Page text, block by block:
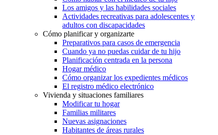
Los amigos y las habilidades sociales
Actividades recreativas para adolescentes y
adultos con discapacidades
Cómo planificar y organizarte
Preparativos para casos de emergencia
Cuando ya no puedas cuidar de tu hijo
Planificación centrada en la persona
Hogar médico
Cómo organizar los expedientes médicos
El registro médico electrónico
Vivienda y situaciones familiares
Modificar tu hogar
Familias militares
Nuevas asignaciones
Habitantes de áreas rurales